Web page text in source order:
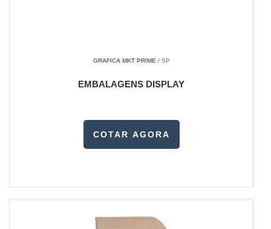
GRAFICA MKT PRIME/ SP
EMBALAGENS DISPLAY
COTAR AGORA